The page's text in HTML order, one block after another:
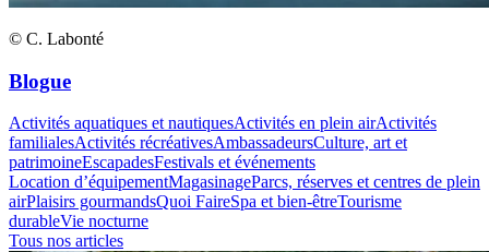
© C. Labonté
Blogue
Activités aquatiques et nautiquesActivités en plein airActivités
familialesActivités récréativesAmbassadeursCulture, art et
patrimoineEscapadesFestivals et événements
Location d’équipementMagasinageParcs, réserves et centres de plein
airPlaisirs gourmandsQuoi FaireSpa et bien-êtreTourisme
durableVie nocturne
Tous nos articles